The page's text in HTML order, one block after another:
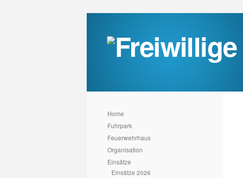
Home
Fuhrpark
Feuerwehrhaus
Organisation
Einsätze
Einsätze 2026